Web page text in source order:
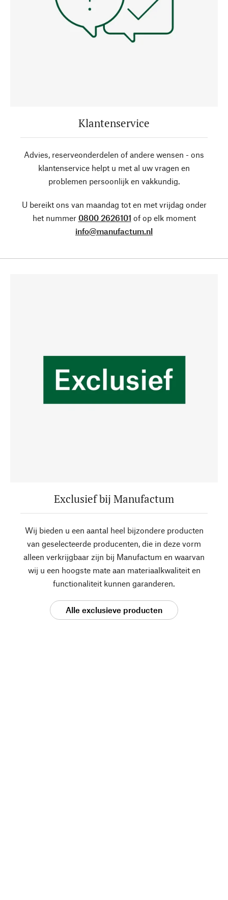
Klantenservice
Advies, reserveonderdelen of andere wensen - ons
klantenservice helpt u met al uw vragen en
problemen persoonlijk en vakkundig.
U bereikt ons van maandag tot en met vrijdag onder
het nummer 0800 2626101 of op elk moment
info@manufactum.nl
Exclusief bij Manufactum
Wij bieden u een aantal heel bijzondere producten
van geselecteerde producenten, die in deze vorm
alleen verkrijgbaar zijn bij Manufactum en waarvan
wij u een hoogste mate aan materiaalkwaliteit en
functionaliteit kunnen garanderen.
Alle exclusieve producten